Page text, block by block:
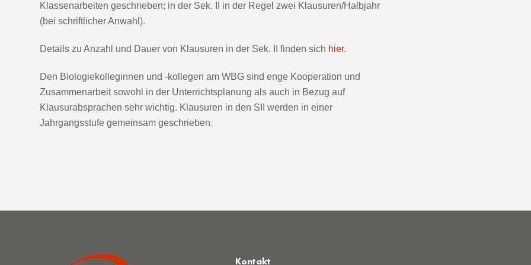
Klassenarbeiten geschrieben; in der Sek. II in der Regel zwei Klausuren/Halbjahr
(bei schriftlicher Anwahl).
Details zu Anzahl und Dauer von Klausuren in der Sek. II finden sich hier.
Den Biologiekolleginnen und -kollegen am WBG sind enge Kooperation und
Zusammenarbeit sowohl in der Unterrichtsplanung als auch in Bezug auf
Klausurabsprachen sehr wichtig. Klausuren in den SII werden in einer
Jahrgangsstufe gemeinsam geschrieben.
Kontakt